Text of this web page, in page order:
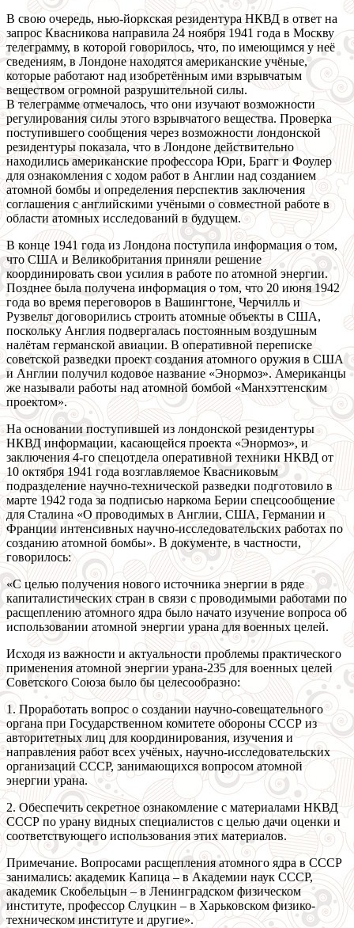
В свою очередь, нью-йоркская резидентура НКВД в ответ на
запрос Квасникова направила 24 ноября 1941 года в Москву
телеграмму, в которой говорилось, что, по имеющимся у неё
сведениям, в Лондоне находятся американские учёные,
которые работают над изобретённым ими взрывчатым
веществом огромной разрушительной силы.
В телеграмме отмечалось, что они изучают возможности
регулирования силы этого взрывчатого вещества. Проверка
поступившего сообщения через возможности лондонской
резидентуры показала, что в Лондоне действительно
находились американские профессора Юри, Брагг и Фоулер
для ознакомления с ходом работ в Англии над созданием
атомной бомбы и определения перспектив заключения
соглашения с английскими учёными о совместной работе в
области атомных исследований в будущем.
В конце 1941 года из Лондона поступила информация о том,
что США и Великобритания приняли решение
координировать свои усилия в работе по атомной энергии.
Позднее была получена информация о том, что 20 июня 1942
года во время переговоров в Вашингтоне, Черчилль и
Рузвельт договорились строить атомные объекты в США,
поскольку Англия подвергалась постоянным воздушным
налётам германской авиации. В оперативной переписке
советской разведки проект создания атомного оружия в США
и Англии получил кодовое название «Энормоз». Американцы
же называли работы над атомной бомбой «Манхэттенским
проектом».
На основании поступившей из лондонской резидентуры
НКВД информации, касающейся проекта «Энормоз», и
заключения 4-го спецотдела оперативной техники НКВД от
10 октября 1941 года возглавляемое Квасниковым
подразделение научно-технической разведки подготовило в
марте 1942 года за подписью наркома Берии спецсообщение
для Сталина «О проводимых в Англии, США, Германии и
Франции интенсивных научно-исследовательских работах по
созданию атомной бомбы». В документе, в частности,
говорилось:
«С целью получения нового источника энергии в ряде
капиталистических стран в связи с проводимыми работами по
расщеплению атомного ядра было начато изучение вопроса об
использовании атомной энергии урана для военных целей.
Исходя из важности и актуальности проблемы практического
применения атомной энергии урана-235 для военных целей
Советского Союза было бы целесообразно:
1. Проработать вопрос о создании научно-совещательного
органа при Государственном комитете обороны СССР из
авторитетных лиц для координирования, изучения и
направления работ всех учёных, научно-исследовательских
организаций СССР, занимающихся вопросом атомной
энергии урана.
2. Обеспечить секретное ознакомление с материалами НКВД
СССР по урану видных специалистов с целью дачи оценки и
соответствующего использования этих материалов.
Примечание. Вопросами расщепления атомного ядра в СССР
занимались: академик Капица – в Академии наук СССР,
академик Скобельцын – в Ленинградском физическом
институте, профессор Слуцкин – в Харьковском физико-
техническом институте и другие».